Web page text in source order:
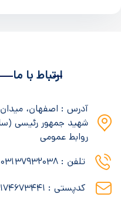
ارتباط با ما
آدرس : اصفهان،
شهید جمهور رئیسی
روابط عمومی
تلفن : 03137932038
کدپستی : ۸۱۷۴۶۷۳۴۴۱